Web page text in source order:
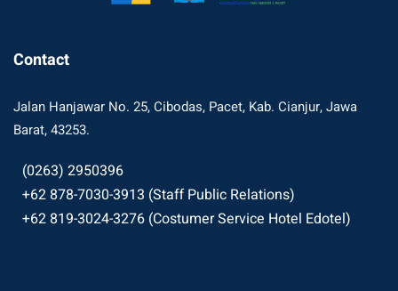
Contact
Jalan Hanjawar No. 25, Cibodas, Pacet, Kab. Cianjur, Jawa
Barat, 43253.
(0263) 2950396
+62 878-7030-3913 (Staff Public Relations)
+62 819-3024-3276 (Costumer Service Hotel Edotel)